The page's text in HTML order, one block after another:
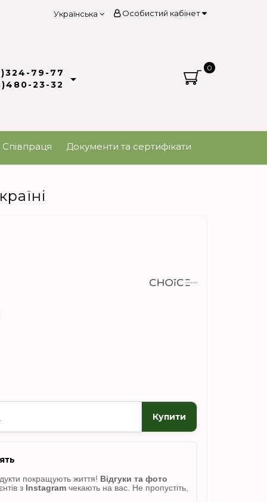
Особистий кабінет
Українська
79-77
23-32
0
Співпраця Документи та сертифікати
Купити
покращують життя! Відгуки та фото
з Instagram чекають на вас. Не пропустіть,